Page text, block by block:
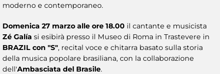
moderno e contemporaneo.
Domenica 27 marzo alle ore 18.00 il cantante e musicista
Zé Galía si esibirà presso il Museo di Roma in Trastevere in
BRAZIL con "S", recital voce e chitarra basato sulla storia
della musica popolare brasiliana, con la collaborazione
dell'Ambasciata del Brasile.